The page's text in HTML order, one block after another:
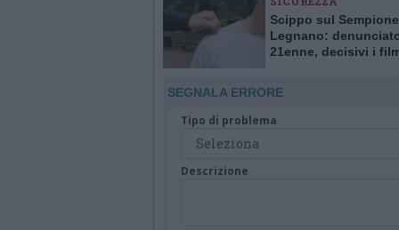
Scippo sul
Legnano:
21enne, decisivi i
SEGNALA ERRORE
Tipo di problema
Descrizione